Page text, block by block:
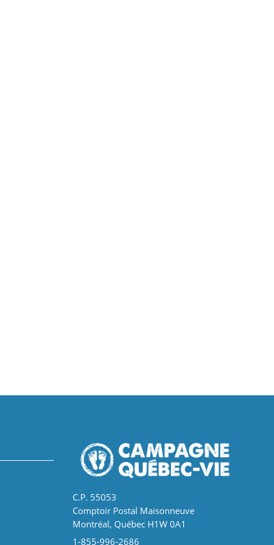
C.P. 55053
Comptoir Postal Maisonneuve
Montréal, Québec H1W 0A1
1-855-996-2686